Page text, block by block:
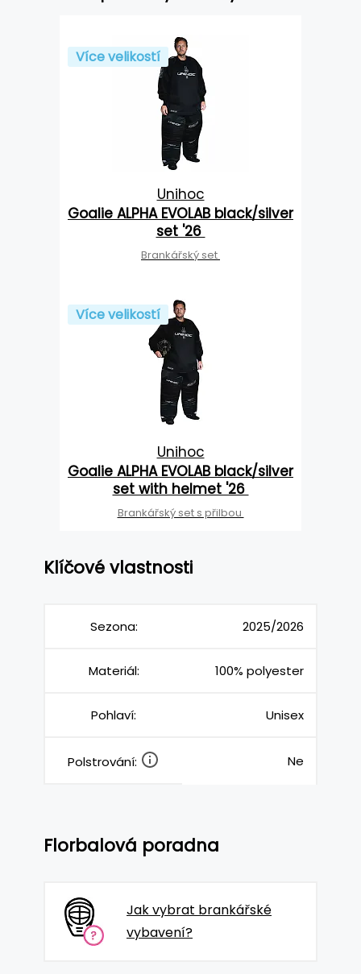
Více velikostí
Unihoc
Goalie ALPHA EVOLAB black/silver
set '26
Brankářský set
Více velikostí
Unihoc
Goalie ALPHA EVOLAB black/silver
set with helmet '26
Brankářský set s přilbou
Klíčové vlastnosti
Sezona: 2025/2026
Materiál: 100% polyester
Pohlaví: Unisex
Polstrování: Ne
Florbalová poradna
Jak vybrat brankářské
vybavení?